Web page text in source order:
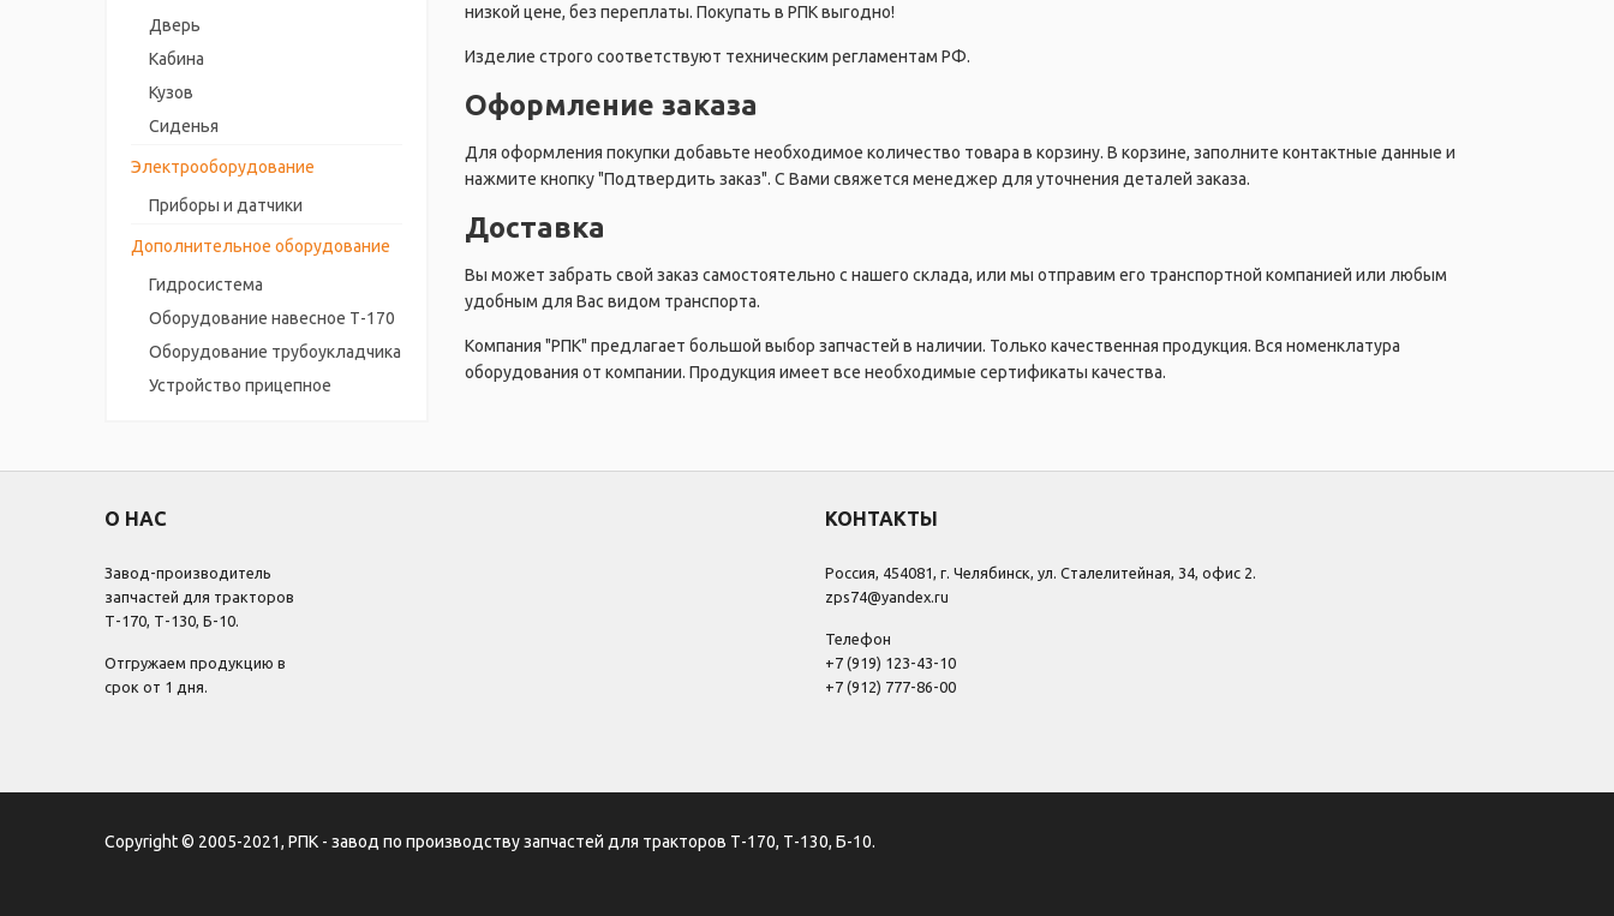
Дверь
Кабина
Кузов
Сиденья
Электрооборудование
Приборы и датчики
Дополнительное оборудование
Гидросистема
Оборудование навесное Т-170
Оборудование трубоукладчика
Устройство прицепное
низкой цене, без переплаты. Покупать в РПК выгодно!
Изделие строго соответствуют техническим регламентам РФ.
Оформление заказа
Для оформления покупки добавьте необходимое количество товара в корзину. В корзине, заполните контактные данные и
нажмите кнопку "Подтвердить заказ". С Вами свяжется менеджер для уточнения деталей заказа.
Доставка
Вы может забрать свой заказ самостоятельно с нашего склада, или мы отправим его транспортной компанией или любым
удобным для Вас видом транспорта.
Компания "РПК" предлагает большой выбор запчастей в наличии. Только качественная продукция. Вся номенклатура
оборудования от компании. Продукция имеет все необходимые сертификаты качества.
О НАС
Завод-производитель
запчастей для тракторов
Т-170, Т-130, Б-10.
Отгружаем продукцию в
срок от 1 дня.
КОНТАКТЫ
Россия, 454081, г. Челябинск, ул. Сталелитейная, 34, офис 2.
zps74@yandex.ru
Телефон
+7 (919) 123-43-10
+7 (912) 777-86-00
Copyright © 2005-2021, РПК - завод по производству запчастей для тракторов Т-170, Т-130, Б-10.